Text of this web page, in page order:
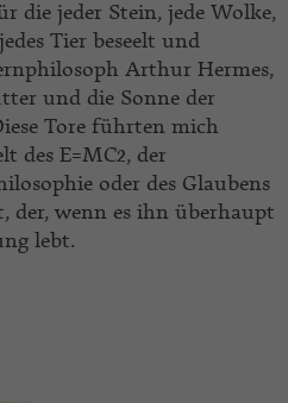
die jeder Stein, jede Wolke,
Tier beseelt und
Arthur Hermes,
und die Sonne der
Tore führten mich
des E=MC2, der
oder des Glaubens
der, wenn es ihn überhaupt
lebt.